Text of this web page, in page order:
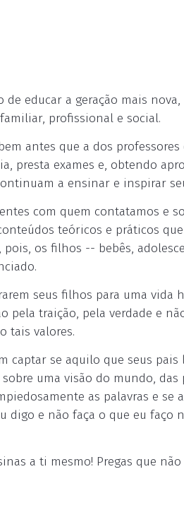
de educar a geração mais
profissional e social.
antes que a dos professores
presta exames e, obtendo
a ensinar e inspirar
com quem contatamos e
teóricos e práticos
pois, os filhos -- bebês,
seus filhos para uma vida
pela traição, pela verdade e
tais valores.
captar se aquilo que seus
uma visão do mundo,
as palavras e se
digo e não faça o que eu faço
a ti mesmo! Pregas que